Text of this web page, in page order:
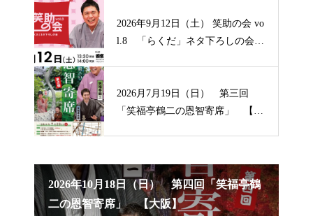
2026年9月12日（土） 笑助の会 vo
l.8 「らくだ」ネタ下ろしの会
2026月7月19日（日） 第三回
「笑福亭鶴二の恩智寄席」 【大
2026年10月18日（日） 第四回「笑福亭鶴
二の恩智寄席」 【大阪】